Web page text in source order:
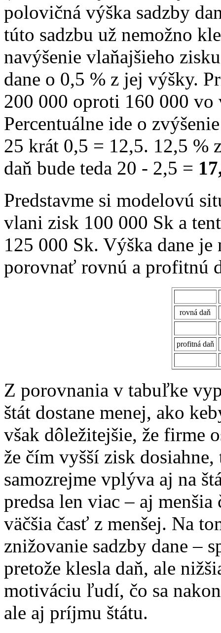
polovičná výška sadzby
túto sadzbu už nemožno
navýšenie vlaňajšieho
dane o 0,5 % z jej výšky.
200 000 oproti 160 000 vo
Percentuálne ide o
25 krát 0,5 = 12,5. 12,5 %
daň bude teda 20 - 2,5 =
Predstavme si modelovú
vlani zisk 100 000 Sk a
125 000 Sk. Výška dane je
porovnať rovnú a profitnú
rovná daň
profitná daň
Z porovnania v tabuľke
štát dostane menej, ako
však dôležitejšie, že firme
že čím vyšší zisk
samozrejme vplýva aj na
predsa len viac – aj
väčšia časť z menšej. Na
znižovanie sadzby dane –
pretože klesla daň, ale
motiváciu ľudí, čo sa
ale aj príjmu štátu.